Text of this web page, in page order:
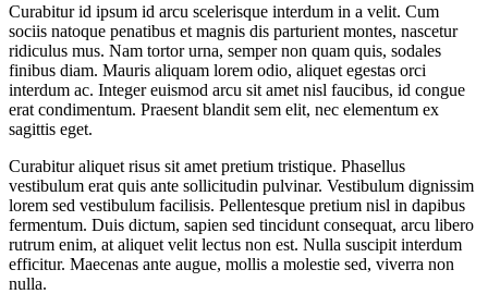
Curabitur id ipsum id arcu scelerisque interdum in a velit. Cum
sociis natoque penatibus et magnis dis parturient montes, nascetur
ridiculus mus. Nam tortor urna, semper non quam quis, sodales
finibus diam. Mauris aliquam lorem odio, aliquet egestas orci
interdum ac. Integer euismod arcu sit amet nisl faucibus, id congue
erat condimentum. Praesent blandit sem elit, nec elementum ex
sagittis eget.
Curabitur aliquet risus sit amet pretium tristique. Phasellus
vestibulum erat quis ante sollicitudin pulvinar. Vestibulum dignissim
lorem sed vestibulum facilisis. Pellentesque pretium nisl in dapibus
fermentum. Duis dictum, sapien sed tincidunt consequat, arcu libero
rutrum enim, at aliquet velit lectus non est. Nulla suscipit interdum
efficitur. Maecenas ante augue, mollis a molestie sed, viverra non
nulla.